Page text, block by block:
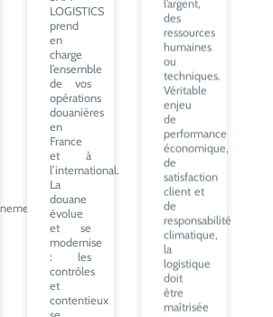
LOGISTICS
prend
en
charge
l’ensemble
de vos
opérations
douanières
en
France
et à
l’international.
La
douane
évolue
et se
modernise
: les
contrôles
et
contentieux
humaines
ou
techniques.
Véritable
enjeu
de
performance
économique,
de
satisfaction
client et
de
responsabilité
climatique,
la
logistique
doit
être
maîtrisée
à tous
les
niveaux